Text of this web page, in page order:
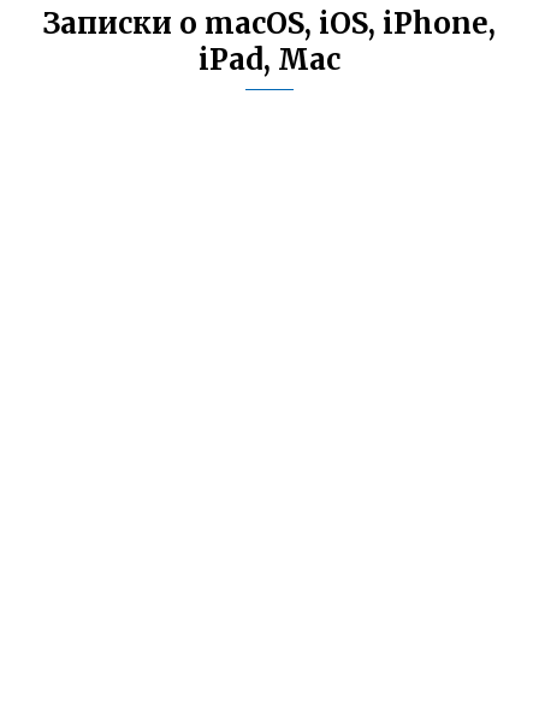
Записки о macOS, iOS, iPhone,
iPad, Mac